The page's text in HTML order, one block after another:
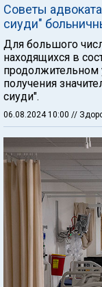
Советы
сиуди"
Для большого
находящихся в
продолжительном
получения
сиуди".
06.08.2024 10:00 //